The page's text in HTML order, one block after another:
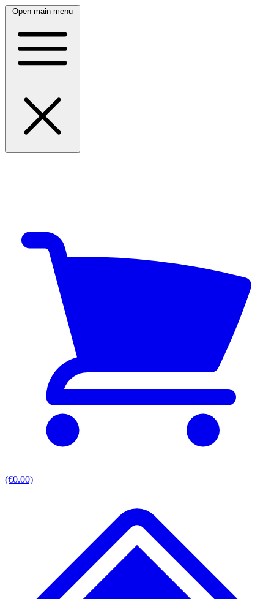
Open main menu
(€0.00)